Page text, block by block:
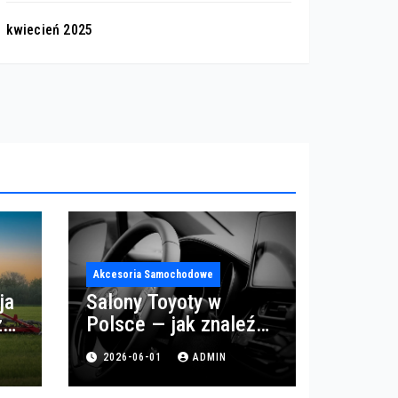
kwiecień 2025
Akcesoria Samochodowe
Salony Toyoty w
Polsce — jak znaleźć
najlepszy salon i
serwis
2026-06-01 ADMIN